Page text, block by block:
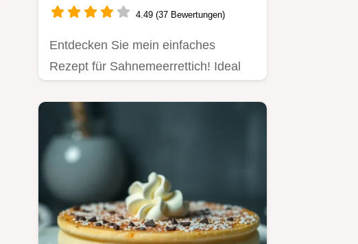
4.49 (37 Bewertungen)
Entdecken Sie mein einfaches
Rezept für Sahnemeerrettich! Ideal